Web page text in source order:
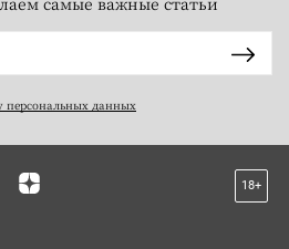
персональных данных
18+